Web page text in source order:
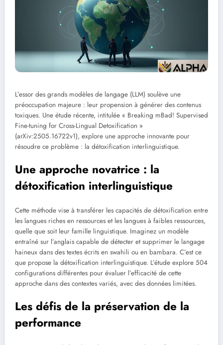
L’essor des grands modèles de langage (LLM) soulève une
préoccupation majeure : leur propension à générer des contenus
toxiques. Une étude récente, intitulée « Breaking mBad! Supervised
Fine-tuning for Cross-Lingual Detoxification »
(arXiv:2505.16722v1), explore une approche innovante pour
résoudre ce problème : la détoxification interlinguistique.
Une approche novatrice : la
détoxification interlinguistique
Cette méthode vise à transférer les capacités de détoxification entre
les langues riches en ressources et les langues à faibles ressources,
quelle que soit leur famille linguistique. Imaginez un modèle
entraîné sur l’anglais capable de détecter et supprimer le langage
haineux dans des textes écrits en swahili ou en bambara. C’est ce
que propose la détoxification interlinguistique. L’étude explore 504
configurations différentes pour évaluer l’efficacité de cette
approche dans des contextes variés, avec des données limitées.
Les défis de la préservation de la
performance